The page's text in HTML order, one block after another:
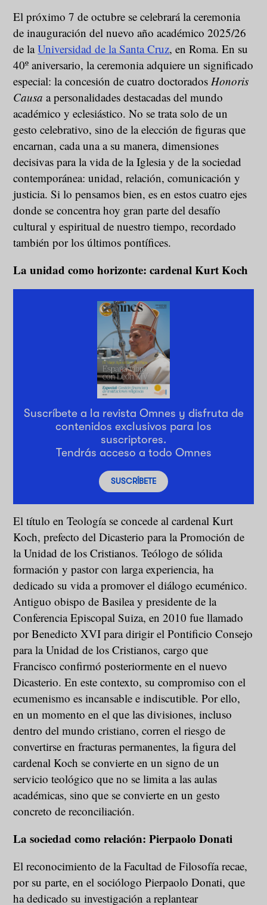
El próximo 7 de octubre se celebrará la ceremonia
de inauguración del nuevo año académico 2025/26
de laUniversidad de la Santa Cruz, en Roma. En su
40º aniversario, la ceremonia adquiere un significado
especial: la concesión de cuatro doctorados Honoris
Causaa personalidades destacadas del mundo
académico y eclesiástico. No se trata solo de un
gesto celebrativo, sino de la elección de figuras que
encarnan, cada una a su manera, dimensiones
decisivas para la vida de la Iglesia y de la sociedad
contemporánea: unidad, relación, comunicación y
justicia. Si lo pensamos bien, es en estos cuatro ejes
donde se concentra hoy gran parte del desafío
cultural y espiritual de nuestro tiempo, recordado
también por los últimos pontífices.
La unidad como horizonte: cardenal Kurt Koch
Suscríbete a la revista Omnes y disfruta de
contenidos exclusivos para los
suscriptores.
Tendrás acceso a todo Omnes
SUSCRÍBETE
El título en Teología se concede al cardenal Kurt
Koch, prefecto del Dicasterio para la Promoción de
la Unidad de los Cristianos. Teólogo de sólida
formación y pastor con larga experiencia, ha
dedicado su vida a promover el diálogo ecuménico.
Antiguo obispo de Basilea y presidente de la
Conferencia Episcopal Suiza, en 2010 fue llamado
por Benedicto XVI para dirigir el Pontificio Consejo
para la Unidad de los Cristianos, cargo que
Francisco confirmó posteriormente en el nuevo
Dicasterio. En este contexto, su compromiso con el
ecumenismo es incansable e indiscutible. Por ello,
en un momento en el que las divisiones, incluso
dentro del mundo cristiano, corren el riesgo de
convertirse en fracturas permanentes, la figura del
cardenal Koch se convierte en un signo de un
servicio teológico que no se limita a las aulas
académicas, sino que se convierte en un gesto
concreto de reconciliación.
La sociedad como relación: Pierpaolo Donati
El reconocimiento de la Facultad de Filosofía recae,
por su parte, en el sociólogo Pierpaolo Donati, que
ha dedicado su investigación a replantear